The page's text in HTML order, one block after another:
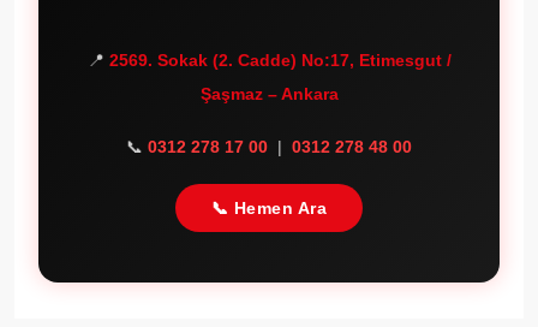
📍 2569. Sokak (2. Cadde) No:17, Etimesgut /
Şaşmaz – Ankara
📞 0312 278 17 00 | 0312 278 48 00
📞 Hemen Ara